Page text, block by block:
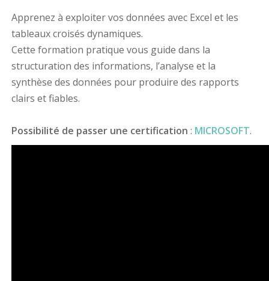
Apprenez à exploiter vos données avec Excel et les
tableaux croisés dynamiques.
Cette formation pratique vous guide dans la
structuration des informations, l’analyse et la
synthèse des données pour produire des rapports
clairs et fiables.
Possibilité de passer une certification : MICROSOFT.